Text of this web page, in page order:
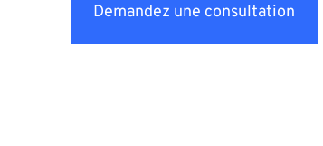
Demandez une consultation